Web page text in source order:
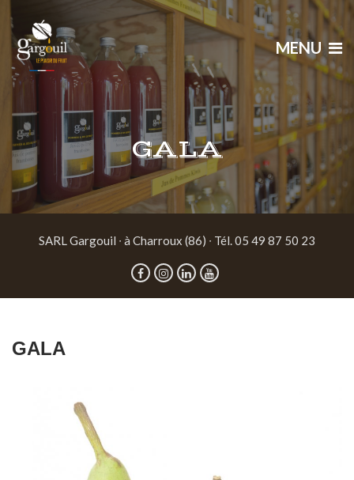
MENU
GALA
SARL Gargouil ∙ à Charroux (86) ∙ Tél. 05 49 87 50 23
GALA